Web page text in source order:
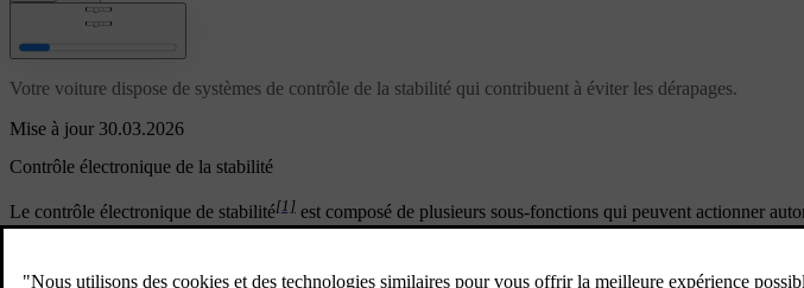
Connexion
Mise à jour 30.03.2026
Contrôle de stabilité
Votre voiture dispose de systèmes de contrôle de la stabilité qui contribuent à éviter les dérapages.
Contrôle électronique de la stabilité
Le contrôle électronique de stabilité[1] est composé de plusieurs sous-fonctions qui peuvent actionner
éviter un dérapage lorsque la voiture détecte une perte d'adhérence ou de trajectoire. Pour cela, l'ESC